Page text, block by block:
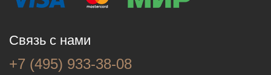
Связь с нами
+7 (495) 933-38-08